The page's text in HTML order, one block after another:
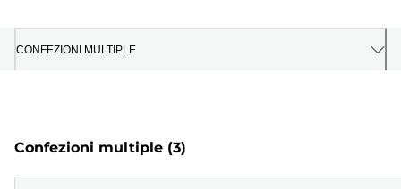
CONFEZIONI MULTIPLE
Confezioni multiple (3)